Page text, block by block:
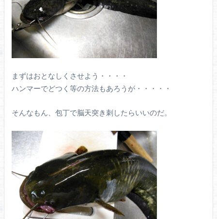
まずはおとなしくさせよう・・・・
ハンマーでどつく等の方法もあろうが・・・・・
そんなもん、包丁で脳天突き刺したらいいのだ。